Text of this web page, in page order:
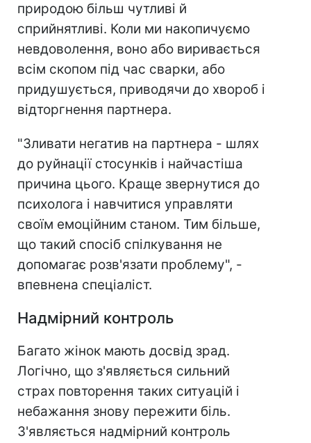
природою більш чутливі й
сприйнятливі. Коли ми накопичуємо
невдоволення, воно або виривається
всім скопом під час сварки, або
придушується, приводячи до хвороб і
відторгнення партнера.
"Зливати негатив на партнера - шлях
до руйнації стосунків і найчастіша
причина цього. Краще звернутися до
психолога і навчитися управляти
своїм емоційним станом. Тим більше,
що такий спосіб спілкування не
допомагає розв'язати проблему", -
впевнена спеціаліст.
Надмірний контроль
Багато жінок мають досвід зрад.
Логічно, що з'являється сильний
страх повторення таких ситуацій і
небажання знову пережити біль.
З'являється надмірний контроль